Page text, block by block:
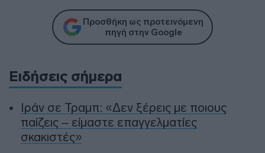
Προσθήκη ως προτεινόμενη
πηγή στην Google
Ειδήσεις σήμερα
Ιράν σε Τραμπ: «Δεν ξέρεις με ποιους
παίζεις – είμαστε επαγγελματίες
σκακιστές»